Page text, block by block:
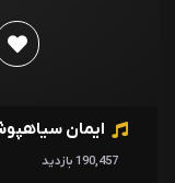
ایمان
190,457 بازدید